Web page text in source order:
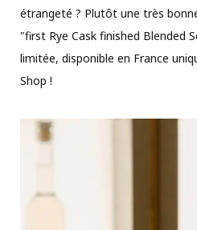
étrangeté ? Plutôt une très
"first Rye Cask finished Blended
limitée, disponible en France
Shop !